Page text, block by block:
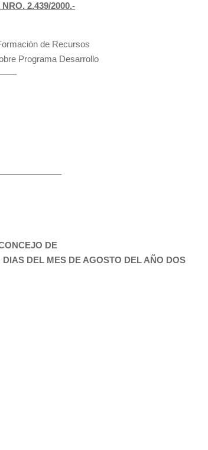
2.439/2000.-
de Recursos
Programa Desarrollo
DE
DEL MES DE AGOSTO DEL AÑO DOS